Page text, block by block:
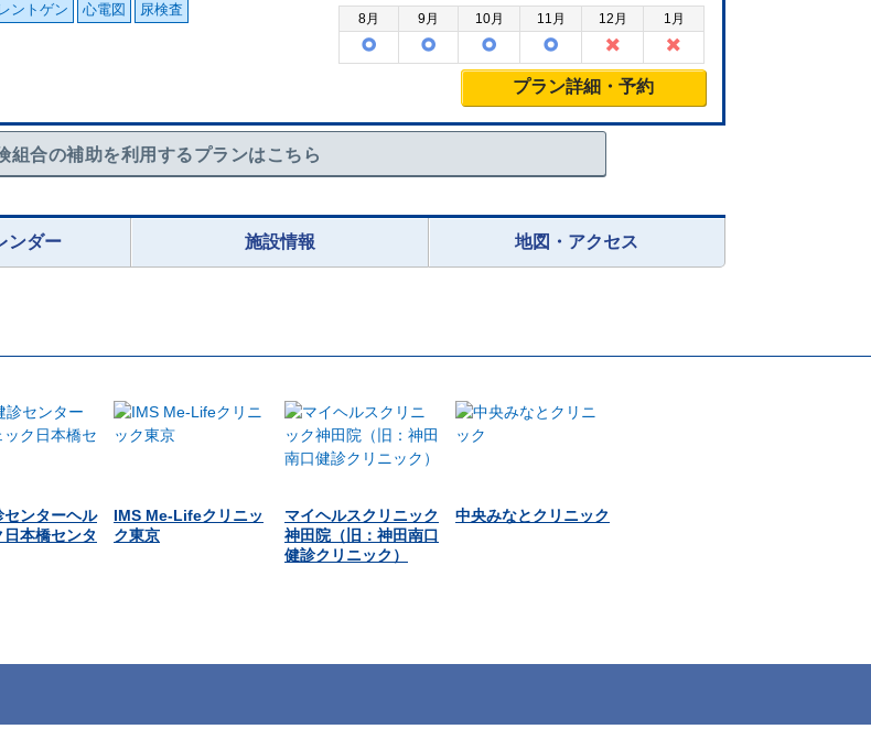
ントゲン 心電図 尿検査
8月 9月 10月 11月 12月 1月
プラン詳細・予約
組合の補助を利用するプランはこちら
ンダー 施設情報 地図・アクセス
センターヘル
本橋センタ
IMS Me-Lifeクリニッ
ク東京
マイヘルスクリニック
神田院（旧：神田南口
健診クリニック）
中央みなとクリニック